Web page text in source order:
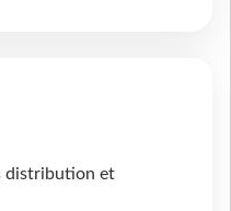
distribution et